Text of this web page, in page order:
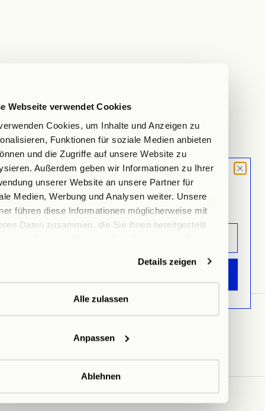
Webseite verwendet Cookies
Cookies, um Inhalte und Anzeigen zu
Funktionen für soziale Medien anbieten
und die Zugriffe auf unsere Website zu
Außerdem geben wir Informationen zu Ihrer
unserer Website an unsere Partner für
Medien, Werbung und Analysen weiter. Unsere
führen diese Informationen möglicherweise mit
Daten zusammen, die Sie ihnen bereitgestellt
Details zeigen
Alle zulassen
Anpassen
Ablehnen
Angebot
€156,00Regulärer Preis
€174,00
MOOD LETTER
Sign up and don't miss any launches,
updates & specials.